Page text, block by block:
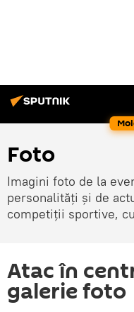
Foto
Imagini foto de la
personalități și de
competiții sportive,
Atac în
galerie foto